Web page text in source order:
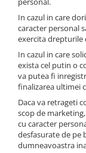
In cazul in care
caracter personal
exercita drepturile
In cazul in care
exista cel putin o
va putea fi
finalizarea ultimei
Daca va retrageti
scop de
cu caracter
desfasurate de pe
dumneavoastra